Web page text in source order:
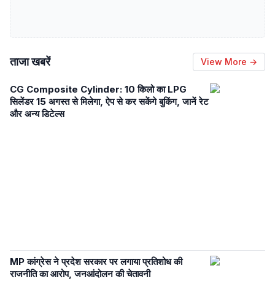
ताजा खबरें View More →
CG Composite Cylinder: 10 किलो का LPG
सिलेंडर 15 अगस्त से मिलेगा, ऐप से कर सकेंगे बुकिंग, जानें रेट
और अन्य डिटेल्स
MP कांग्रेस ने प्रदेश सरकार पर लगाया प्रतिशोध की
राजनीति का आरोप, जनआंदोलन की चेतावनी